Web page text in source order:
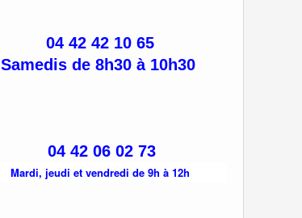
04 42 42 10 65
Samedis de 8h30 à 10h30
04 42 06 02 73
Mardi, jeudi et vendredi de 9h à 12h